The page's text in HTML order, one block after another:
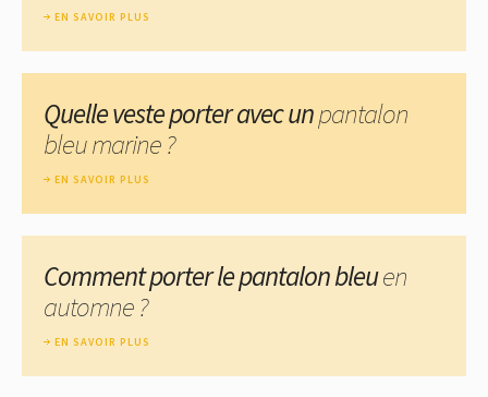
EN SAVOIR PLUS
Quelle veste porter avec unpantalon
bleu marine ?
EN SAVOIR PLUS
Comment porter le pantalon bleuen
automne ?
EN SAVOIR PLUS